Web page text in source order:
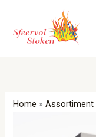
inhoud
Home »Assortiment